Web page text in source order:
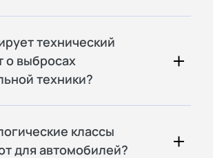
технический
о выбросах
техники?
классы
для автомобилей?